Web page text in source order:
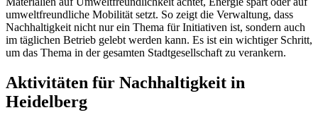
umweltfreundliche Mobilität setzt. So zeigt die Verwaltung, dass
Nachhaltigkeit nicht nur ein Thema für Initiativen ist, sondern auch
im täglichen Betrieb gelebt werden kann. Es ist ein wichtiger Schritt,
um das Thema in der gesamten Stadtgesellschaft zu verankern.
Aktivitäten für Nachhaltigkeit in
Heidelberg